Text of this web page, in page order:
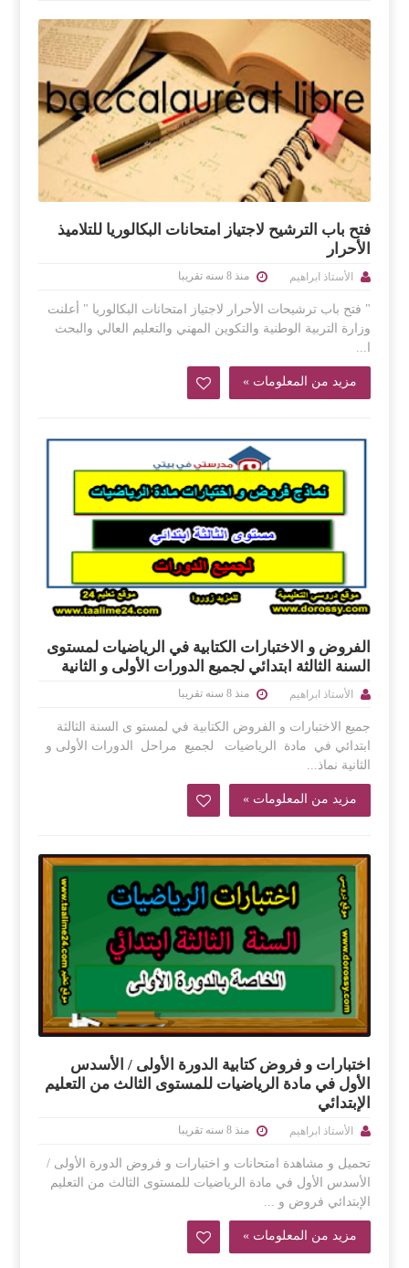
فتح باب الترشيح لاجتياز امتحانات البكالوريا للتلاميذ
الأحرار
الأستاذ ابراهيم منذ 8 سنه تقريبا
" فتح باب ترشيحات الأحرار لاجتياز امتحانات البكالوريا " أعلنت
وزارة التربية الوطنية والتكوين المهني والتعليم العالي والبحث
ا...
مزيد من المعلومات »
الفروض و الاختبارات الكتابية في الرياضيات لمستوى
السنة الثالثة ابتدائي لجميع الدورات الأولى و الثانية
الأستاذ ابراهيم منذ 8 سنه تقريبا
جميع الاختبارات و الفروض الكتابية في لمستو ى السنة الثالثة
ابتدائي في مادة الرياضيات لجميع مراحل الدورات الأولى و
الثانية نماذ...
مزيد من المعلومات »
اختبارات و فروض كتابية الدورة الأولى / الأسدس
الأول في مادة الرياضيات للمستوى الثالث من التعليم
الإبتدائي
الأستاذ ابراهيم منذ 8 سنه تقريبا
تحميل و مشاهدة امتحانات و اختبارات و فروض الدورة الأولى /
الأسدس الأول في مادة الرياضيات للمستوى الثالث من التعليم
الإبتدائي فروض و ...
مزيد من المعلومات »